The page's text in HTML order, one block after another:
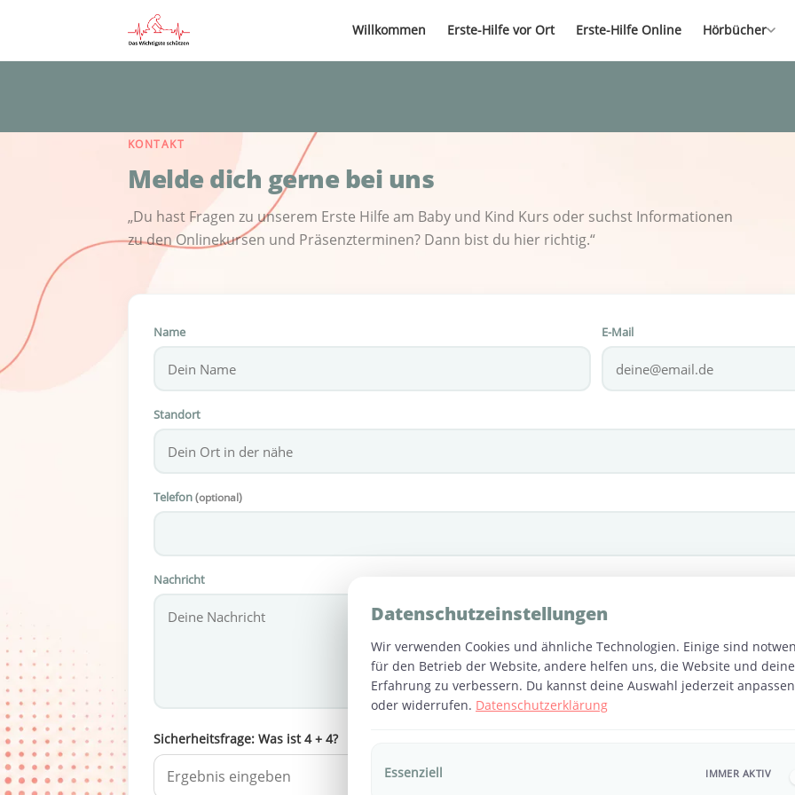
Willkommen Erste-Hilfe vor Ort Erste-Hilfe Online Hörbücher
KONTAKT
Melde dich gerne bei uns
„Du hast Fragen zu unserem Erste Hilfe am Baby und Kind Kurs oder suchst Informationen
zu den Onlinekursen und Präsenzterminen? Dann bist du hier richtig.“
Name E-Mail
Standort
Telefon(optional)
Nachricht
Sicherheitsfrage: Was ist 4 + 4?
Datenschutzeinstellungen
Wir verwenden Cookies und ähnliche Technologien. Einige sind
für den Betrieb der Website, andere helfen uns, die Website und deine
Erfahrung zu verbessern. Du kannst deine Auswahl jederzeit anpassen
oder widerrufen. Datenschutzerklärung
Essenziell IMMER AKTIV